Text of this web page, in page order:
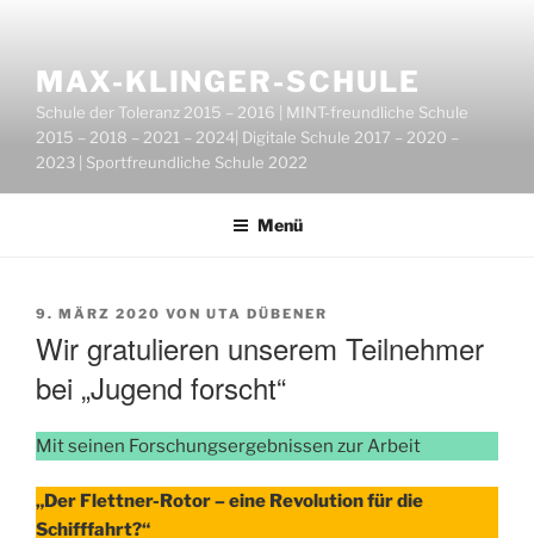
springenMAX-KLINGER-SCHULE
Schule der Toleranz 2015 – 2016 | MINT-freundliche Schule
2015 – 2018 – 2021 – 2024| Digitale Schule 2017 – 2020 –
2023 | Sportfreundliche Schule 2022
Menü
VERÖFFENTLICHT
9. MÄRZ 2020 VON UTA DÜBENER
Wir gratulieren unserem Teilnehmer
bei „Jugend forscht“
Mit seinen Forschungsergebnissen zur Arbeit
„Der Flettner-Rotor – eine Revolution für die
Schifffahrt?“